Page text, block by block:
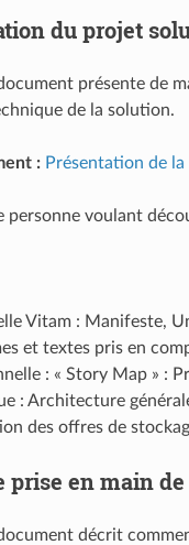
du projet
présente de
de la solution.
: Présentation de
voulant
Vitam : Manifeste,
et textes pris en
: « Story Map » :
: Architecture
des offres de
prise en main
décrit